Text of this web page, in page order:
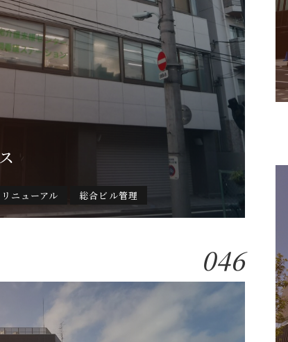
リニューアル 総合ビル管理
046